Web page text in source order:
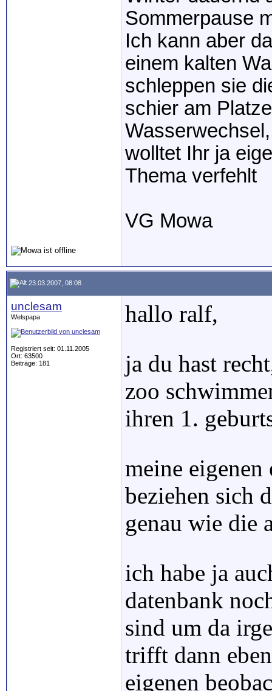
Sommerpause
Ich kann aber
einem kalten
schleppen sie
schier am
wolltet Ihr ja
Thema verfehlt
VG Mowa
23.03.2007, 08:08
unclesam
Welspapa
Registriert seit: 01.11.2005
Ort: 63500
Beiträge: 181
hallo ralf,
ja du hast
zoo
ihren 1.
meine eigenen
beziehen sich
genau wie die
ich habe ja
datenbank
sind um da
trifft dann
eigenen